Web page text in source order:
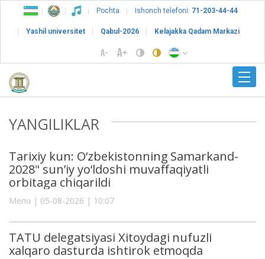
Pochta Ishonch telefoni: 71-203-44-44
Yashil universitet Qabul-2026 Kelajakka Qadam Markazi
YANGILIKLAR
Tarixiy kun: O‘zbekistonning Samarkand-
2028" sun’iy yo‘ldoshi muvaffaqiyatli
orbitaga chiqarildi
Menu | 05-08-2026 | 10:07
TATU delegatsiyasi Xitoydagi nufuzli
xalqaro dasturda ishtirok etmoqda